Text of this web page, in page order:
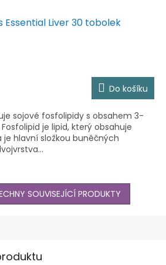
Essential Liver 30 tobolek
Do košíku
sojové fosfolipidy s obsahem 3-
je lipid, který obsahuje
hlavní složkou buněčných
SOUVISEJÍCÍ PRODUKTY